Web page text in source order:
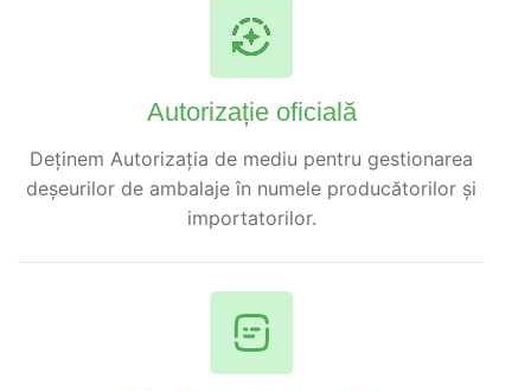
Autorizație oficială
Deținem Autorizația de mediu pentru gestionarea
deșeurilor de ambalaje în numele producătorilor și
importatorilor.